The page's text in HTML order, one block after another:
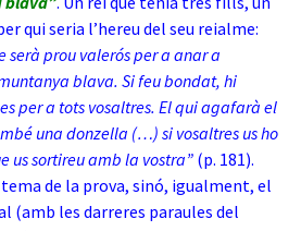
qui seria l’hereu del seu reialme:
serà prou valerós per a anar a
blava. Si feu bondat, hi
per a tots vosaltres. El qui agafarà el
una donzella (…) si vosaltres us ho
us sortireu amb la vostra” (p. 181).
de la prova, sinó, igualment, el
(amb les darreres paraules del